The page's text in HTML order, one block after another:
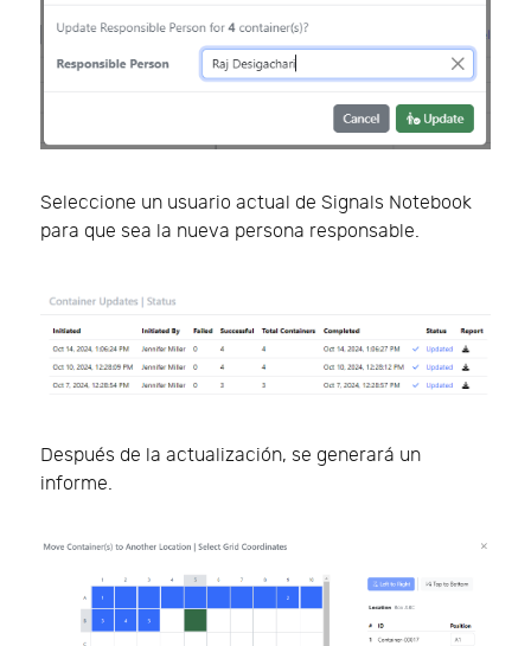
Seleccione un usuario actual de Signals Notebook
para que sea la nueva persona responsable.
Después de la actualización, se generará un
informe.